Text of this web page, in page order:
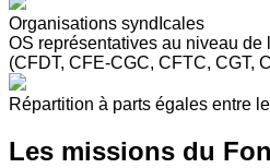
Organisations syndIcales
OS représentatives au niveau de
(CFDT, CFE-CGC, CFTC, CGT,
Répartition à parts égales entre
Les missions du